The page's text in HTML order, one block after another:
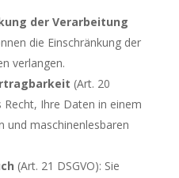
der Verarbeitung
die Einschränkung der
verlangen.
(Art. 20
Recht, Ihre Daten in einem
und maschinenlesbaren
(Art. 21 DSGVO): Sie